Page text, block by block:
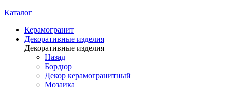
Каталог
Керамогранит
Декоративные изделия
Декоративные изделия
Назад
Бордюр
Декор керамогранитный
Мозаика